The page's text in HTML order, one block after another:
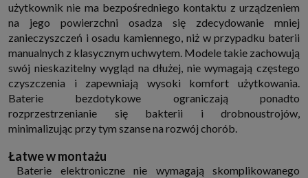
2. Masz również prawo żądania dostępu do Twoich danych osobowych, ich
sprostowania, usunięcia lub ograniczenia przetwarzania, prawo do
przeniesienia danych, wyrażenia sprzeciwu wobec przetwarzania danych
oraz prawo do wniesienia skargi do organu nadzorczego, którym w Polsce
jest Prezes Urzędu Ochrony Danych Osobowych.Pod tym adresem
znajdziesz dodatkowe informacje dotyczące przetwarzania danych i
Twoich uprawnień.
użytkownik nie ma bezpośredniego kontaktu z urządzeniem
na jego powierzchni osadza się zdecydowanie mniej
zanieczyszczeń i osadu kamiennego, niż w przypadku baterii
manualnych z klasycznym uchwytem. Modele takie zachowują
swój nieskazitelny wygląd na dłużej, nie wymagają częstego
czyszczenia i zapewniają wysoki komfort użytkowania.
Baterie bezdotykowe ograniczają ponadto
rozprzestrzenianie się bakterii i drobnoustrojów,
minimalizując przy tym szanse na rozwój chorób.
Łatwe w montażu
Baterie elektroniczne nie wymagają skomplikowanego